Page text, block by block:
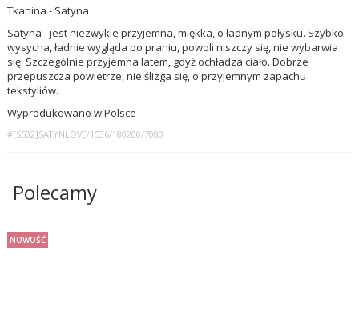
Tkanina - Satyna
Satyna - jest niezwykle przyjemna, miękka, o ładnym połysku. Szybko
wysycha, ładnie wygląda po praniu, powoli niszczy się, nie wybarwia
się. Szczególnie przyjemna latem, gdyż ochładza ciało. Dobrze
przepuszcza powietrze, nie ślizga się, o przyjemnym zapachu
tekstyliów.
Wyprodukowano w Polsce
#[S502]SATYNLOVE/1536/180200/7080
Polecamy
NOWOŚĆ